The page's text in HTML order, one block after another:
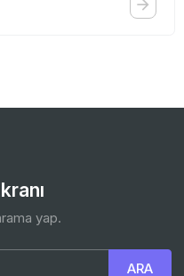
yap.